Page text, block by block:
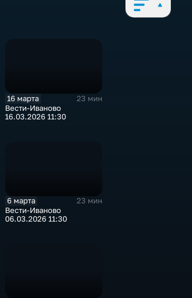
16 марта
23 мин
Вести-Иваново
16.03.2026 11:30
6 марта
23 мин
Вести-Иваново
06.03.2026 11:30